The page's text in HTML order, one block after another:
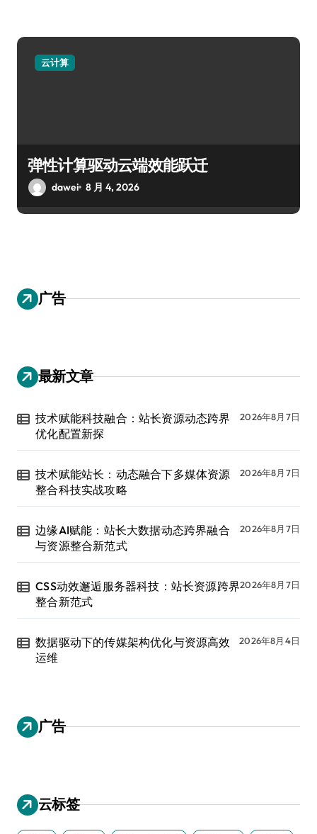
云计算
弹性计算驱动云端效能跃迁
dawei 8 月 4, 2026
广告
最新文章
技术赋能科技融合：站长资源动态跨界
优化配置新探
2026年8月7日
技术赋能站长：动态融合下多媒体资源
整合科技实战攻略
2026年8月7日
边缘AI赋能：站长大数据动态跨界融合
与资源整合新范式
2026年8月7日
CSS动效邂逅服务器科技：站长资源跨界
整合新范式
2026年8月7日
数据驱动下的传媒架构优化与资源高效
运维
2026年8月4日
广告
云标签